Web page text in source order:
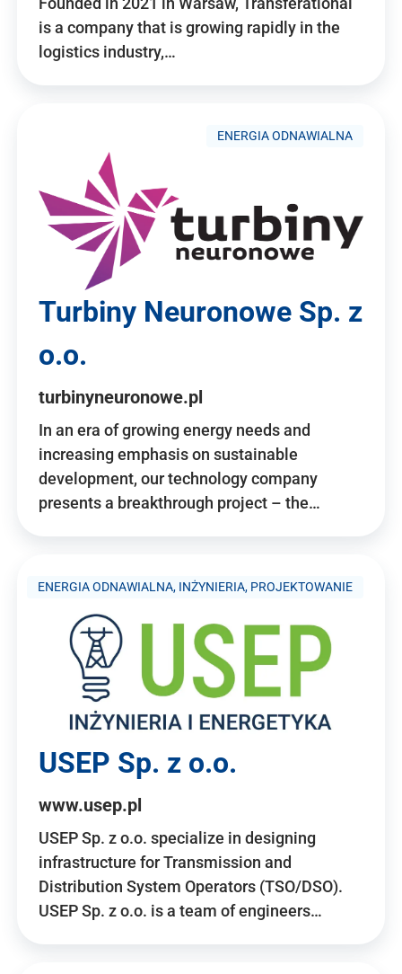
is a company that is growing rapidly in the
logistics industry,…
ENERGIA ODNAWIALNA
Turbiny Neuronowe Sp. z
o.o.
turbinyneuronowe.pl
In an era of growing energy needs and
increasing emphasis on sustainable
development, our technology company
presents a breakthrough project – the…
ENERGIA ODNAWIALNA, INŻYNIERIA, PROJEKTOWANIE
USEP Sp. z o.o.
www.usep.pl
USEP Sp. z o.o. specialize in designing
infrastructure for Transmission and
Distribution System Operators (TSO/DSO).
USEP Sp. z o.o. is a team of engineers…